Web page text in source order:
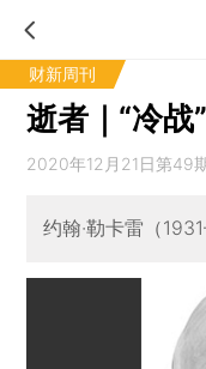
财新周刊
逝者｜“冷战
2020年12月21日第49
约翰·勒卡雷（